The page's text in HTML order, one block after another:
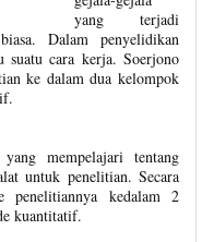
yang terjadi
Dalam penyelidikan
suatu cara kerja. Soerjono
ke dalam dua kelompok
mempelajari tentang
untuk penelitian. Secara
penelitiannya kedalam 2
kuantitatif.